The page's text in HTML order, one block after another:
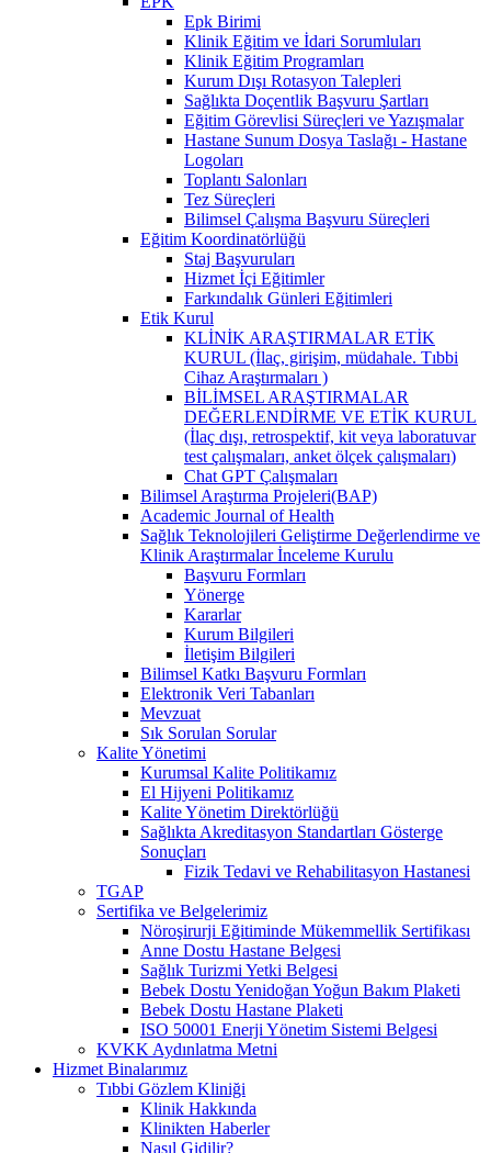
Epk Birimi
Klinik Eğitim ve İdari Sorumluları
Klinik Eğitim Programları
Kurum Dışı Rotasyon Talepleri
Sağlıkta Doçentlik Başvuru Şartları
Eğitim Görevlisi Süreçleri ve Yazışmalar
Hastane Sunum Dosya Taslağı - Hastane
Logoları
Toplantı Salonları
Tez Süreçleri
Bilimsel Çalışma Başvuru Süreçleri
Eğitim Koordinatörlüğü
Staj Başvuruları
Hizmet İçi Eğitimler
Farkındalık Günleri Eğitimleri
Etik Kurul
KLİNİK ARAŞTIRMALAR ETİK
KURUL (İlaç, girişim, müdahale. Tıbbi
Cihaz Araştırmaları )
BİLİMSEL ARAŞTIRMALAR
DEĞERLENDİRME VE ETİK KURUL
(İlaç dışı, retrospektif, kit veya laboratuvar
test çalışmaları, anket ölçek çalışmaları)
Chat GPT Çalışmaları
Bilimsel Araştırma Projeleri(BAP)
Academic Journal of Health
Sağlık Teknolojileri Geliştirme Değerlendirme ve
Klinik Araştırmalar İnceleme Kurulu
Başvuru Formları
Yönerge
Kararlar
Kurum Bilgileri
İletişim Bilgileri
Bilimsel Katkı Başvuru Formları
Elektronik Veri Tabanları
Mevzuat
Sık Sorulan Sorular
Kalite Yönetimi
Kurumsal Kalite Politikamız
El Hijyeni Politikamız
Kalite Yönetim Direktörlüğü
Sağlıkta Akreditasyon Standartları Gösterge
Sonuçları
Fizik Tedavi ve Rehabilitasyon Hastanesi
TGAP
Sertifika ve Belgelerimiz
Nöroşirurji Eğitiminde Mükemmellik Sertifikası
Anne Dostu Hastane Belgesi
Sağlık Turizmi Yetki Belgesi
Bebek Dostu Yenidoğan Yoğun Bakım Plaketi
Bebek Dostu Hastane Plaketi
ISO 50001 Enerji Yönetim Sistemi Belgesi
KVKK Aydınlatma Metni
Hizmet Binalarımız
Tıbbi Gözlem Kliniği
Klinik Hakkında
Klinikten Haberler
Nasıl Gidilir?